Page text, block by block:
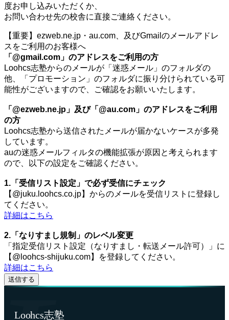
度お申し込みいただくか、
お問い合わせ先の校舎に直接ご連絡ください。
【重要】ezweb.ne.jp・au.com、及びGmailのメールアドレ
スをご利用のお客様へ
「@gmail.com」のアドレスをご利用の方
Loohcs志塾からのメールが「迷惑メール」のフォルダの
他、「プロモーション」のフォルダに振り分けられている可
能性がございますので、ご確認をお願いいたします。
「@ezweb.ne.jp」及び「@au.com」のアドレスをご利用
の方
Loohcs志塾から送信されたメールが届かないケースが多発
しています。
auの迷惑メールフィルタの機能拡張が原因と考えられます
ので、以下の設定をご確認ください。
1.「受信リスト設定」で必ず受信にチェック
【@juku.loohcs.co.jp】からのメールを受信リストに登録し
てください。
詳細はこちら
2.「なりすまし規制」のレベル変更
「指定受信リスト設定（なりすまし・転送メール許可）」に
【@loohcs-shijuku.com】を登録してください。
詳細はこちら
Loohcs志塾